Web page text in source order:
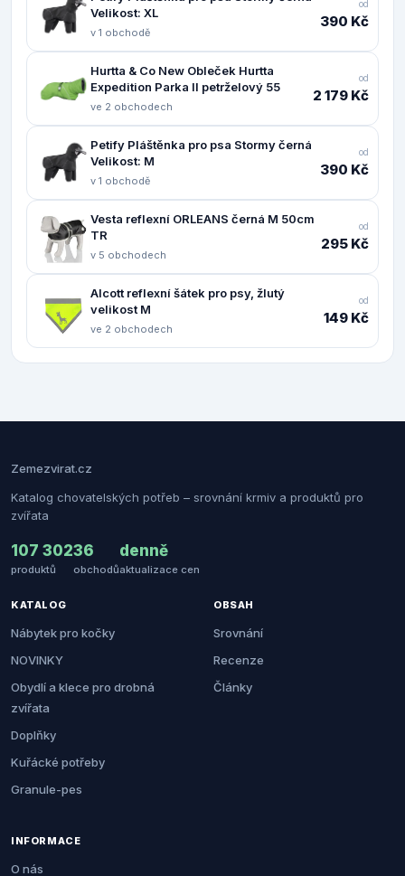
Velikost: XL
v 1 obchodě
od
390 Kč
Hurtta & Co New Obleček Hurtta
Expedition Parka II petrželový 55
ve 2 obchodech
od
2 179 Kč
Petify Pláštěnka pro psa Stormy černá
Velikost: M
v 1 obchodě
od
390 Kč
Vesta reflexní ORLEANS černá M 50cm
TR
v 5 obchodech
od
295 Kč
Alcott reflexní šátek pro psy, žlutý
velikost M
ve 2 obchodech
od
149 Kč
Zemezvirat.cz
Katalog chovatelských potřeb – srovnání krmiv a produktů pro
zvířata
107 302
produktů
36
obchodů
denně
aktualizace cen
KATALOG
Nábytek pro kočky
NOVINKY
Obydlí a klece pro drobná
zvířata
Doplňky
Kuřácké potřeby
Granule-pes
OBSAH
Srovnání
Recenze
Články
INFORMACE
O nás